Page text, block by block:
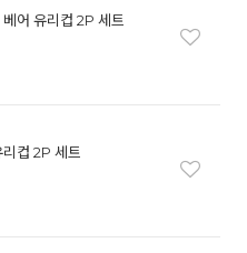
어 유리컵 2P 세트
컵 2P 세트